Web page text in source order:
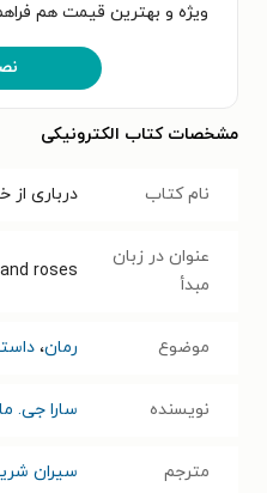
ویژه و بهترین قیمت هم
مشخصات کتاب الکترونیکی
نام کتاب درباری از
عنوان در زبان
مبدأ
roses
موضوع رمان،
نویسنده سارا جی.
مترجم سیران